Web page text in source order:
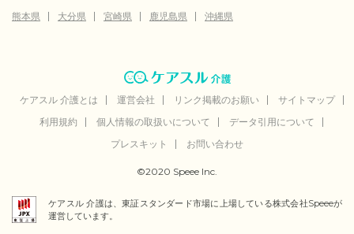
熊本県
大分県 宮崎県 鹿児島県 沖縄県
ケアスル 介護とは 運営会社 リンク掲載のお願い
サイトマップ
利用規約
個人情報の取扱いについて
データ引用について
プレスキット
お問い合わせ
©2020 Speee Inc.
ケアスル 介護は、東証スタンダード市場に上場している株式会社Speeeが
運営しています。